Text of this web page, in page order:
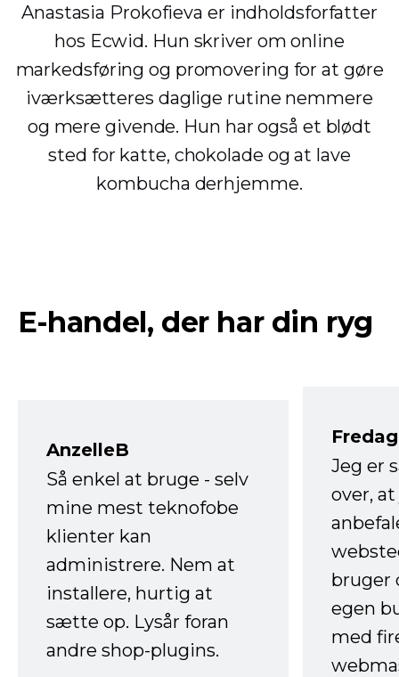
Anastasia Prokofieva er indholdsforfatter
hos Ecwid. Hun skriver om online
markedsføring og promovering for at gøre
iværksætteres daglige rutine nemmere
og mere givende. Hun har også et blødt
sted for katte, chokolade og at lave
kombucha derhjemme.
E-handel, der har din ryg
AnzelleB
Så enkel at bruge - selv
mine mest teknofobe
klienter kan
administrere. Nem at
installere, hurtig at
sætte op. Lysår foran
andre shop-plugins.
Jeg er
over,
bruger
egen
med